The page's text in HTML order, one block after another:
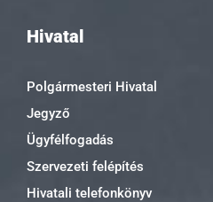
Hivatal
Polgármesteri Hivatal
Jegyző
Ügyfélfogadás
Szervezeti felépítés
Hivatali telefonkönyv